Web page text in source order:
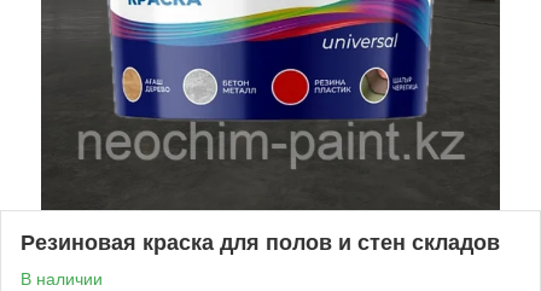
Резиновая краска для полов и стен складов
В наличии